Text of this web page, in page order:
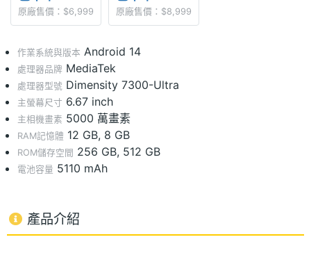
原廠售價：$6,999 原廠售價：$8,999
作業系統與版本 Android 14
處理器品牌 MediaTek
處理器型號 Dimensity 7300-Ultra
主螢幕尺寸 6.67 inch
主相機畫素 5000 萬畫素
RAM記憶體 12 GB, 8 GB
ROM儲存空間 256 GB, 512 GB
電池容量 5110 mAh
產品介紹